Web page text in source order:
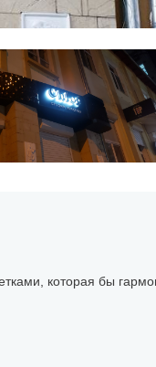
которая бы